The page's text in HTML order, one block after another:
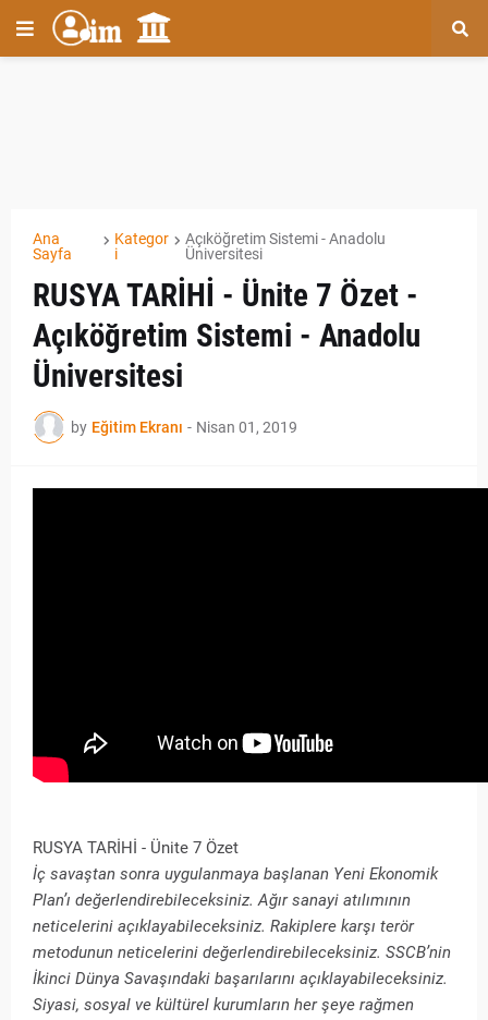
Ana
Sayfa
Kategor
i
Açıköğretim Sistemi - Anadolu
Üniversitesi
RUSYA TARİHİ - Ünite 7 Özet -
Açıköğretim Sistemi - Anadolu
Üniversitesi
by Eğitim Ekranı - Nisan 01, 2019
RUSYA TARİHİ - Ünite 7 Özet
İç savaştan sonra uygulanmaya başlanan Yeni Ekonomik
Plan’ı değerlendirebileceksiniz. Ağır sanayi atılımının
neticelerini açıklayabileceksiniz. Rakiplere karşı terör
metodunun neticelerini değerlendirebileceksiniz. SSCB’nin
İkinci Dünya Savaşındaki başarılarını açıklayabileceksiniz.
Siyasi, sosyal ve kültürel kurumların her şeye rağmen